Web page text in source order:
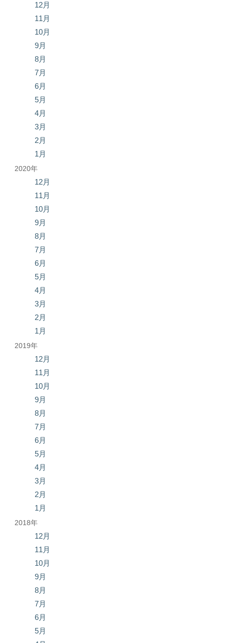
12月
11月
10月
9月
8月
7月
6月
5月
4月
3月
2月
1月
2020年
12月
11月
10月
9月
8月
7月
6月
5月
4月
3月
2月
1月
2019年
12月
11月
10月
9月
8月
7月
6月
5月
4月
3月
2月
1月
2018年
12月
11月
10月
9月
8月
7月
6月
5月